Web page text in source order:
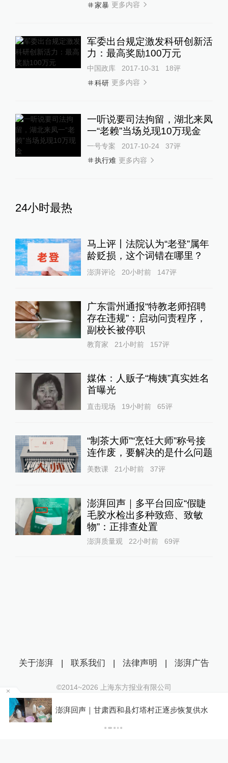
家暴 更多内容
军委出台规定激发科研创新活
力：最高奖励100万元
中国政库 2017-10-31 18评
科研 更多内容
一听说要司法拘留，湖北来凤
一“老赖”当场兑现10万现金
一号专案 2017-10-24 37评
执行难 更多内容
24小时最热
马上评丨法院认为“老登”属年
龄贬损，这个词错在哪里？
澎湃评论 20小时前 147评
广东雷州通报“特教老师招聘
存在违规”：启动问责程序，
副校长被停职
教育家 21小时前 157评
媒体：人贩子“梅姨”真实姓名
首曝光
直击现场 19小时前 65评
“制茶大师”“烹饪大师”称号接
连作废，要解决的是什么问题
美数课 21小时前 37评
澎湃回声｜多平台回应“假睫
毛胶水检出多种致癌、致敏
物”：正排查处置
澎湃质量观 22小时前 69评
澎湃回声｜甘肃西和县灯塔村正逐步恢复供水
关于澎湃 | 联系我们 | 法律声明 | 澎湃广告
©2014~2026 上海东方报业有限公司
沪ICP证：沪B2-20170116 | 沪ICP备14003370号
互联网新闻信息服务许可证：31120170006
沪公网安备 31010602000299号